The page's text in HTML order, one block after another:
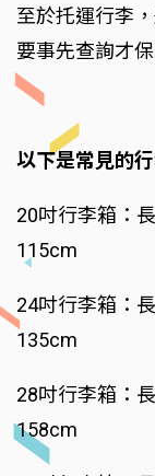
至於托運行李
要事先查詢才保
以下是常見的
20吋行李箱：
115cm
24吋行李箱：
135cm
28吋行李箱：
158cm